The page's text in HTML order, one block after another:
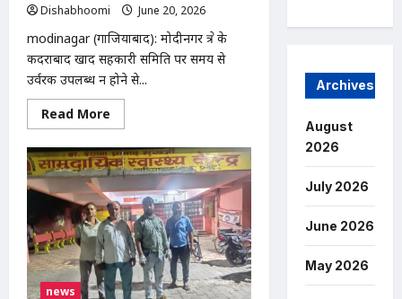
Dishabhoomi
June 20, 2026
modinagar (गाजियाबाद): मोदीनगर क्षेत्र के
कदराबाद खाद सहकारी समिति पर समय से
उर्वरक उपलब्ध न होने से...
Read More
more
modinagar:
खाद
संकट
से
भड़के
किसानों
ने
सहकारी
समिति
के
गोदाम
से
news
Archives
August
2026
July 2026
June 2026
May 2026